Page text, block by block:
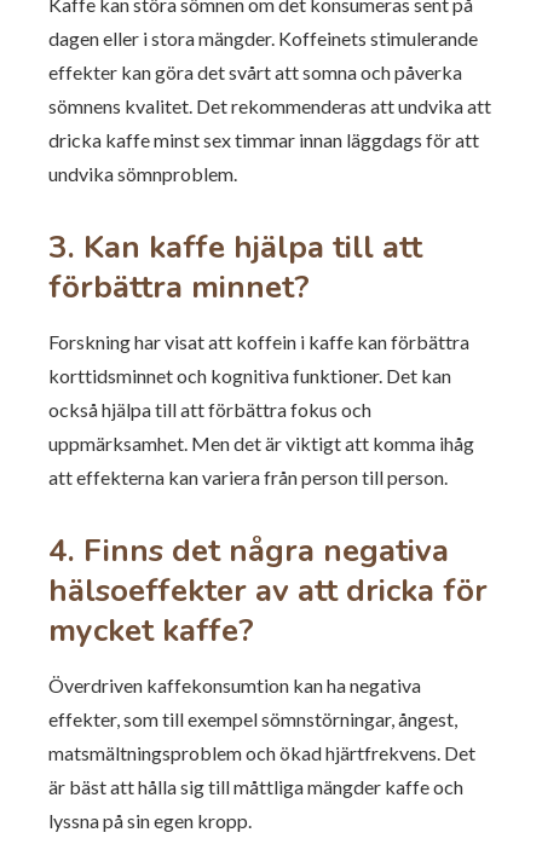
dagen eller i stora mängder. Koffeinets stimulerande
effekter kan göra det svårt att somna och påverka
sömnens kvalitet. Det rekommenderas att undvika att
dricka kaffe minst sex timmar innan läggdags för att
undvika sömnproblem.
3. Kan kaffe hjälpa till att
förbättra minnet?
Forskning har visat att koffein i kaffe kan förbättra
korttidsminnet och kognitiva funktioner. Det kan
också hjälpa till att förbättra fokus och
uppmärksamhet. Men det är viktigt att komma ihåg
att effekterna kan variera från person till person.
4. Finns det några negativa
hälsoeffekter av att dricka för
mycket kaffe?
Överdriven kaffekonsumtion kan ha negativa
effekter, som till exempel sömnstörningar, ångest,
matsmältningsproblem och ökad hjärtfrekvens. Det
är bäst att hålla sig till måttliga mängder kaffe och
lyssna på sin egen kropp.